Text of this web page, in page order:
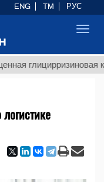
ENG TM РУС